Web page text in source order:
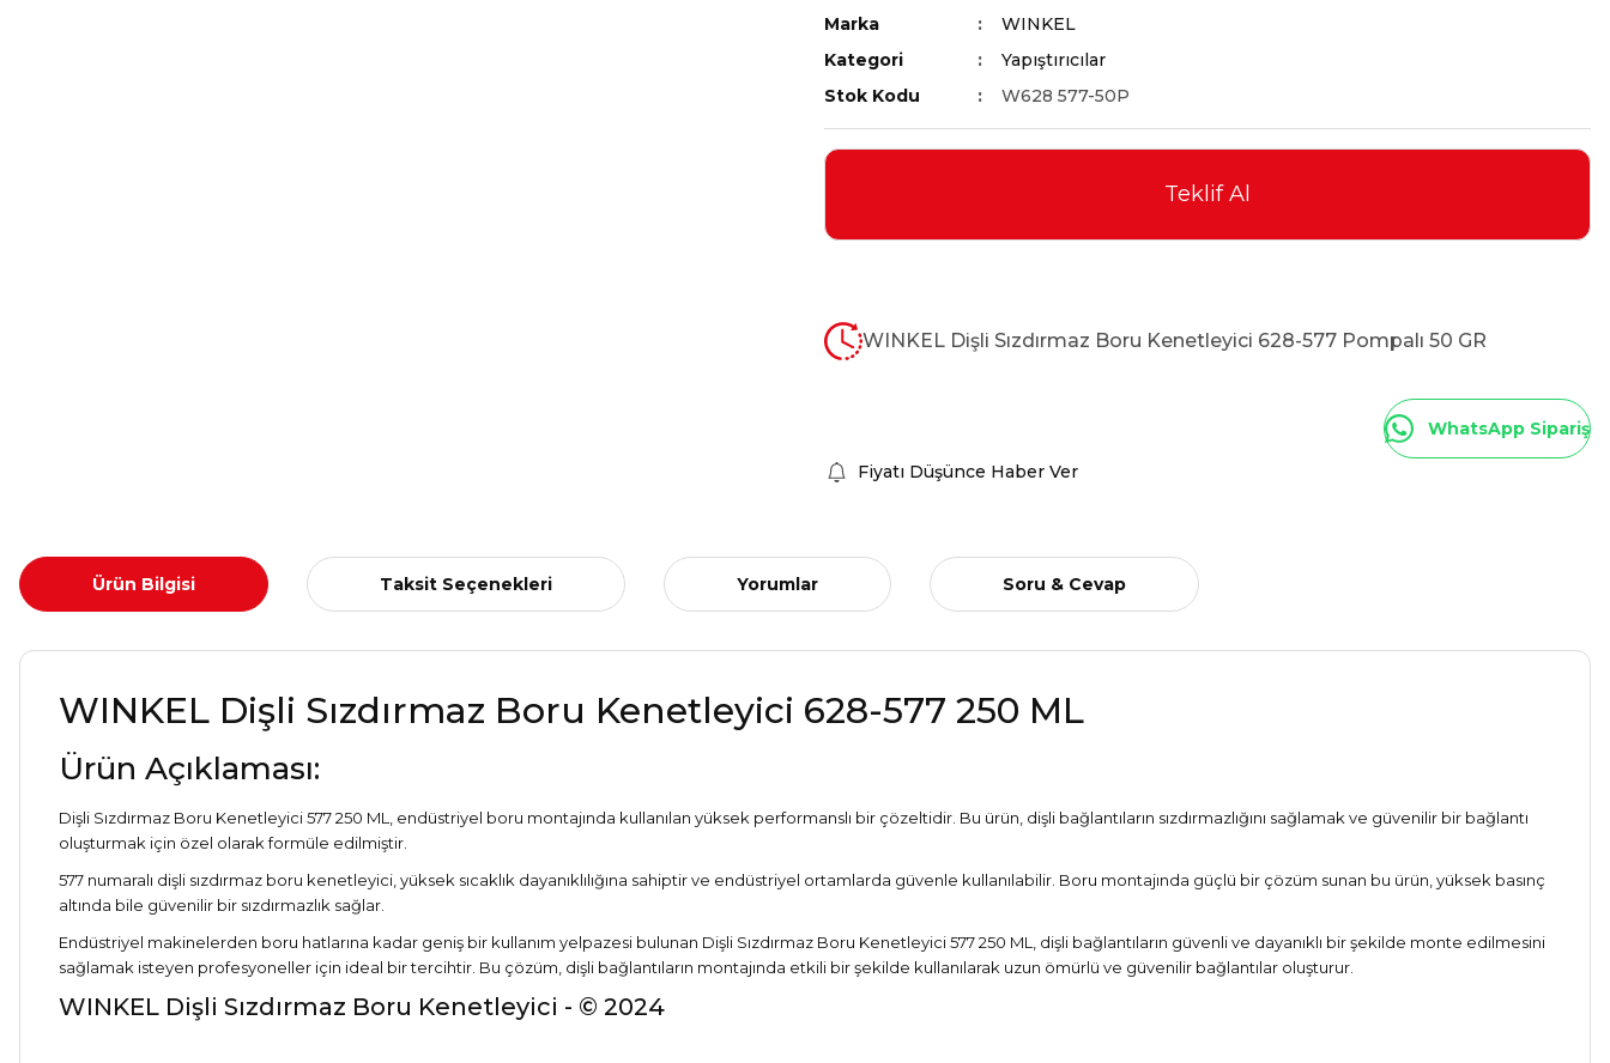
Marka
WINKEL
Kategori
Yapıştırıcılar
Stok Kodu
W628 577-50P
Teklif Al
WINKEL Dişli Sızdırmaz Boru Kenetleyici 628-577 Pompalı 50 GR
WhatsApp Sipariş
Fiyatı Düşünce Haber Ver
Ürün Bilgisi Taksit Seçenekleri Yorumlar Soru & Cevap
WINKEL Dişli Sızdırmaz Boru Kenetleyici 628-577 250 ML
Ürün Açıklaması:
Dişli Sızdırmaz Boru Kenetleyici 577 250 ML, endüstriyel boru montajında kullanılan yüksek performanslı bir çözeltidir. Bu ürün, dişli bağlantıların sızdırmazlığını sağlamak ve güvenilir bir bağlantı
oluşturmak için özel olarak formüle edilmiştir.
577 numaralı dişli sızdırmaz boru kenetleyici, yüksek sıcaklık dayanıklılığına sahiptir ve endüstriyel ortamlarda güvenle kullanılabilir. Boru montajında güçlü bir çözüm sunan bu ürün, yüksek basınç
altında bile güvenilir bir sızdırmazlık sağlar.
Endüstriyel makinelerden boru hatlarına kadar geniş bir kullanım yelpazesi bulunan Dişli Sızdırmaz Boru Kenetleyici 577 250 ML, dişli bağlantıların güvenli ve dayanıklı bir şekilde monte edilmesini
sağlamak isteyen profesyoneller için ideal bir tercihtir. Bu çözüm, dişli bağlantıların montajında etkili bir şekilde kullanılarak uzun ömürlü ve güvenilir bağlantılar oluşturur.
WINKEL Dişli Sızdırmaz Boru Kenetleyici - © 2024